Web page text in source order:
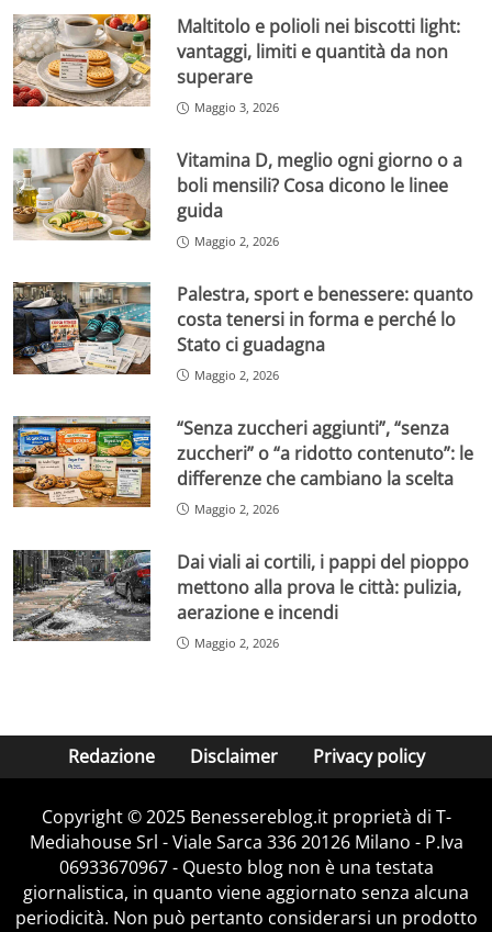
Maltitolo e polioli nei biscotti light:
vantaggi, limiti e quantità da non
superare
Maggio 3, 2026
Vitamina D, meglio ogni giorno o a
boli mensili? Cosa dicono le linee
guida
Maggio 2, 2026
Palestra, sport e benessere: quanto
costa tenersi in forma e perché lo
Stato ci guadagna
Maggio 2, 2026
“Senza zuccheri aggiunti”, “senza
zuccheri” o “a ridotto contenuto”: le
differenze che cambiano la scelta
Maggio 2, 2026
Dai viali ai cortili, i pappi del pioppo
mettono alla prova le città: pulizia,
aerazione e incendi
Maggio 2, 2026
Redazione Disclaimer Privacy policy
Copyright © 2025 Benessereblog.it proprietà di T-
Mediahouse Srl - Viale Sarca 336 20126 Milano - P.Iva
06933670967 - Questo blog non è una testata
giornalistica, in quanto viene aggiornato senza alcuna
periodicità. Non può pertanto considerarsi un prodotto